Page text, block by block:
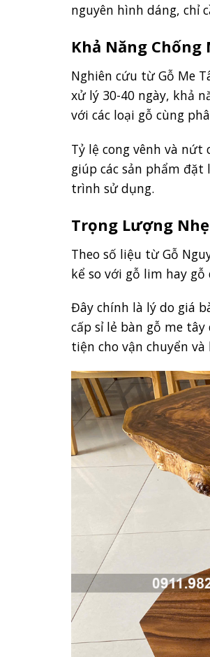
nguyên hình dáng, chỉ
Khả Năng Chống
Nghiên cứu từ Gỗ Me
xử lý 30-40 ngày, khả
với các loại gỗ cùng
Tỷ lệ cong vênh và
giúp các sản phẩm
trình sử dụng.
Trọng Lượng
Theo số liệu từ Gỗ
kể so với gỗ lim hay
Đây chính là lý do giá
cấp sỉ lẻ bàn gỗ me
tiện cho vận chuyển và